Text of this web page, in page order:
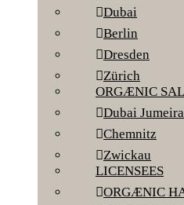
Dubai
Berlin
Dresden
Zürich
ORGÆNIC
Dubai
Chemnitz
Zwickau
LICENSEES
ORGÆNIC